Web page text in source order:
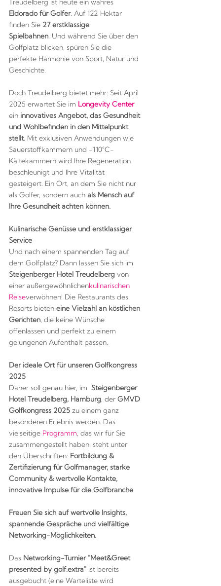
Treudelberg ist heute ein wahres
Eldorado für Golfer. Auf 122 Hektar
finden Sie 27 erstklassige
Spielbahnen. Und während Sie über den
Golfplatz blicken, spüren Sie die
perfekte Harmonie von Sport, Natur und
Geschichte.
Doch Treudelberg bietet mehr: Seit April
2025 erwartet Sie im Longevity Center
ein innovatives Angebot, das Gesundheit
und Wohlbefinden in den Mittelpunkt
stellt. Mit exklusiven Anwendungen wie
Sauerstoffkammern und -110°C-
Kältekammern wird Ihre Regeneration
beschleunigt und Ihre Vitalität
gesteigert. Ein Ort, an dem Sie nicht nur
als Golfer, sondern auch als Mensch auf
Ihre Gesundheit achten können.
Kulinarische Genüsse und erstklassiger
Service
Und nach einem spannenden Tag auf
dem Golfplatz? Dann lassen Sie sich im
Steigenberger Hotel Treudelbergvon
einer außergewöhnlichenkulinarischen
Reiseverwöhnen! Die Restaurants des
Resorts bieten eine Vielzahl an köstlichen
Gerichten, die keine Wünsche
offenlassen und perfekt zu einem
gelungenen Aufenthalt passen.
Der ideale Ort für unseren Golfkongress
2025
Daher soll genau hier, im Steigenberger
Hotel Treudelberg, Hamburg, der GMVD
Golfkongress 2025zu einem ganz
besonderen Erlebnis werden. Das
vielseitige Programm, das wir für Sie
zusammengestellt haben, steht unter
den Überschriften: Fortbildung &
Zertifizierung für Golfmanager, starke
Community & wertvolle Kontakte,
innovative Impulse für die Golfbranche.
Freuen Sie sich auf wertvolle Insights,
spannende Gespräche und vielfältige
Networking-Möglichkeiten.
Das Networking-Turnier"Meet&Greet
presented by golf.extra"ist bereits
ausgebucht (eine Warteliste wird